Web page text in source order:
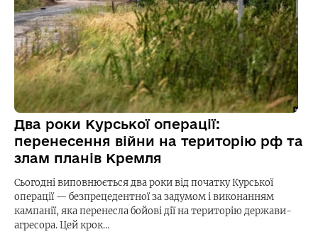
Два роки Курської операції:
перенесення війни на територію рф та
злам планів Кремля
Сьогодні виповнюється два роки від початку Курської
операції — безпрецедентної за задумом і виконанням
кампанії, яка перенесла бойові дії на територію держави-
агресора. Цей крок…